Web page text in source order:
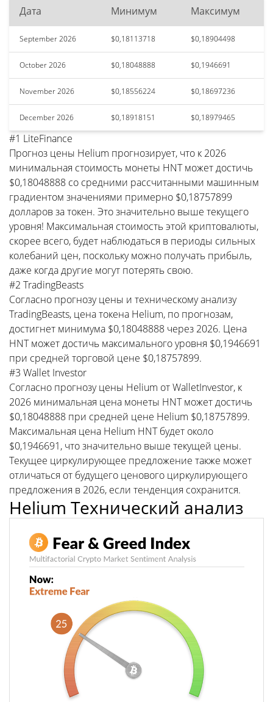
Дата
Минимум Максимум
September 2026 $0,18113718 $0,18904498
October 2026 $0,18048888 $0,1946691
November 2026 $0,18556224 $0,18697236
December 2026 $0,18918151 $0,18979465
#1 LiteFinance
Прогноз цены Helium прогнозирует, что к 2026
минимальная стоимость монеты HNT может достичь
$0,18048888 со средними рассчитанными машинным
градиентом значениями примерно $0,18757899
долларов за токен. Это значительно выше текущего
уровня! Максимальная стоимость этой криптовалюты,
скорее всего, будет наблюдаться в периоды сильных
колебаний цен, поскольку можно получать прибыль,
даже когда другие могут потерять свою.
#2 TradingBeasts
Согласно прогнозу цены и техническому анализу
TradingBeasts, цена токена Helium, по прогнозам,
достигнет минимума $0,18048888 через 2026. Цена
HNT может достичь максимального уровня $0,1946691
при средней торговой цене $0,18757899.
#3 Wallet Investor
Согласно прогнозу цены Helium от WalletInvestor, к
2026 минимальная цена монеты HNT может достичь
$0,18048888 при средней цене Helium $0,18757899.
Максимальная цена Helium HNT будет около
$0,1946691, что значительно выше текущей цены.
Текущее циркулирующее предложение также может
отличаться от будущего ценового циркулирующего
предложения в 2026, если тенденция сохранится.
Helium Технический анализ